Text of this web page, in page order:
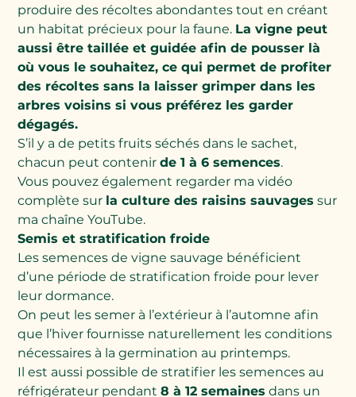
produire des récoltes abondantes tout en créant
un habitat précieux pour la faune. La vigne peut
aussi être taillée et guidée afin de pousser là
où vous le souhaitez, ce qui permet de profiter
des récoltes sans la laisser grimper dans les
arbres voisins si vous préférez les garder
dégagés.
S’il y a de petits fruits séchés dans le sachet,
chacun peut contenirde 1 à 6 semences.
Vous pouvez également regarder ma vidéo
complète sur la culture des raisins sauvages sur
ma chaîne YouTube.
Semis et stratification froide
Les semences de vigne sauvage bénéficient
d’une période de stratification froide pour lever
leur dormance.
On peut les semer à l’extérieur à l’automne afin
que l’hiver fournisse naturellement les conditions
nécessaires à la germination au printemps.
Il est aussi possible de stratifier les semences au
réfrigérateur pendant8 à 12 semaines dans un